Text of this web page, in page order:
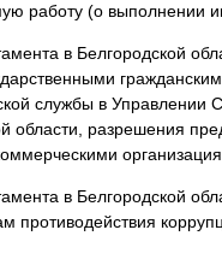
работу (о выполнении
в Белгородской
службы в Управлении
области, разрешения
в Белгородской